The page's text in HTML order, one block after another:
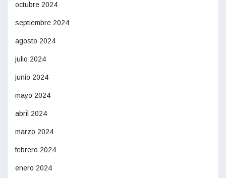
octubre 2024
septiembre 2024
agosto 2024
julio 2024
junio 2024
mayo 2024
abril 2024
marzo 2024
febrero 2024
enero 2024